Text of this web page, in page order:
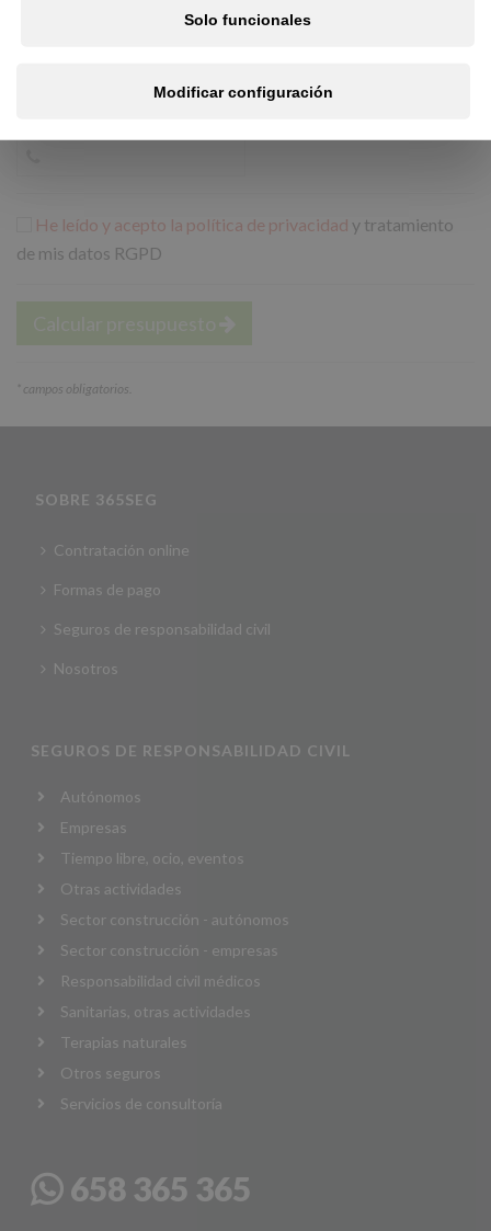
Solo funcionales
Modificar configuración
He leído y acepto la política de privacidad y tratamiento
de mis datos RGPD
* campos obligatorios.
SOBRE 365SEG
Contratación online
Formas de pago
Seguros de responsabilidad civil
Nosotros
SEGUROS DE RESPONSABILIDAD CIVIL
Autónomos
Empresas
Tiempo libre, ocio, eventos
Otras actividades
Sector construcción - autónomos
Sector construcción - empresas
Responsabilidad civil médicos
Sanitarias, otras actividades
Terapias naturales
Otros seguros
Servicios de consultoría
658 365 365